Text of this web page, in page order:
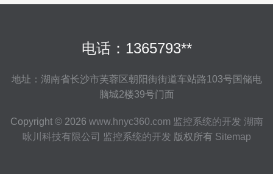
电话：1365793**
地址：湖南省长沙市芙蓉区朝阳街街道车站路103号国储电
脑城2楼39号门面
Copyright © 2026 www.hnyc360.com 监控系统的开发 湖南
咏川科技有限公司 监控系统的开发 版权所有 Sitemap